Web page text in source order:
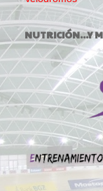
NUTRICIÓN...Y